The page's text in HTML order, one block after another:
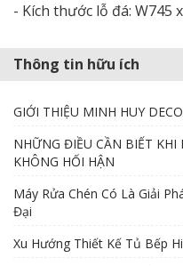
- Kích thước lỗ đá: W745
Thông tin hữu ích
GIỚI THIỆU MINH HUY
NHỮNG ĐIỀU CẦN BIẾT
KHÔNG HỐI HẬN
Máy Rửa Chén Có Là Giải
Đại
Xu Hướng Thiết Kế Tủ Bếp